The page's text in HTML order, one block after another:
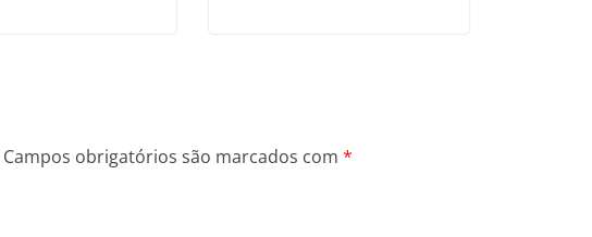
Campos obrigatórios são marcados com *